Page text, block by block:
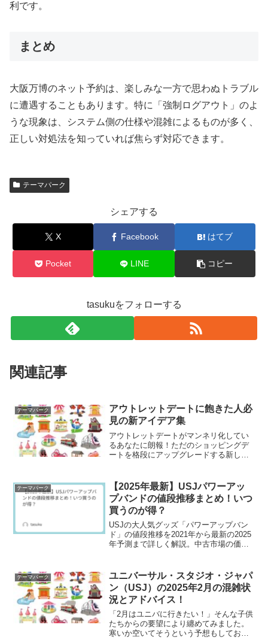
利です。
まとめ
大阪万博のネット予約は、楽しみな一方で思わぬトラブル
に遭遇することもあります。特に「強制ログアウト」のよ
うな現象は、システム側の仕様や混雑によるものが多く、
正しい対処法を知っていれば焦らず対応できます。
テーマパーク
シェアする
X Facebook はてブ
Pocket LINE コピー
tasukuをフォローする
関連記事
テーマパーク
アウトレットデートに飽きた人必
見の新アイデア集
アウトレットデートがマンネリ化してい
るあなたに朗報！ただのショッピングデ
ートを格段にアップグレードする新しい
何か新しいことにチャレンジしてみませ
んか？さらに、アウトレッ...
テーマパーク
【2025年最新】USJパワーアッ
プバンドの値段推移まとめ！いつ
買うのが得？
USJの大人気グッズ「パワーアップバン
ド」の値段推移を2021年から最新の2025
年予測まで詳しく解説。中古市場の価格
とめています。
テーマパーク
ユニバーサル・スタジオ・ジャパ
ン（USJ）の2025年2月の混雑状
況とアドバイス！
「2月はユニバに行きたい！」そんな子供
たちからの要望により纏めてみました。
寒いか空いてそうという予想もしており